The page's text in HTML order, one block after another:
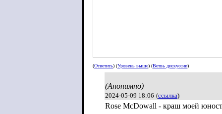
(Ответить) (Уровень выше) (Ветвь дискуссии)
(Анонимно)
2024-05-09 18:06 (ссылка)
Rose McDowall - краш моей